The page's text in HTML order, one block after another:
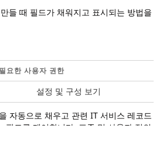
들 때 필드가 채워지고 표시되는 방법을
필요한 사용자 권한
설정 및 구성 보기
자동으로 채우고 관련 IT 서비스 레코드
필드를 제어합니다. 표준 및 사용자 정의